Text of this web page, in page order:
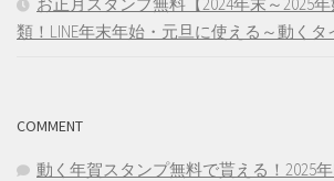
類！LINE年末年始・元旦に使える～動くタ
COMMENT
動く年賀スタンプ無料で貰える！2025